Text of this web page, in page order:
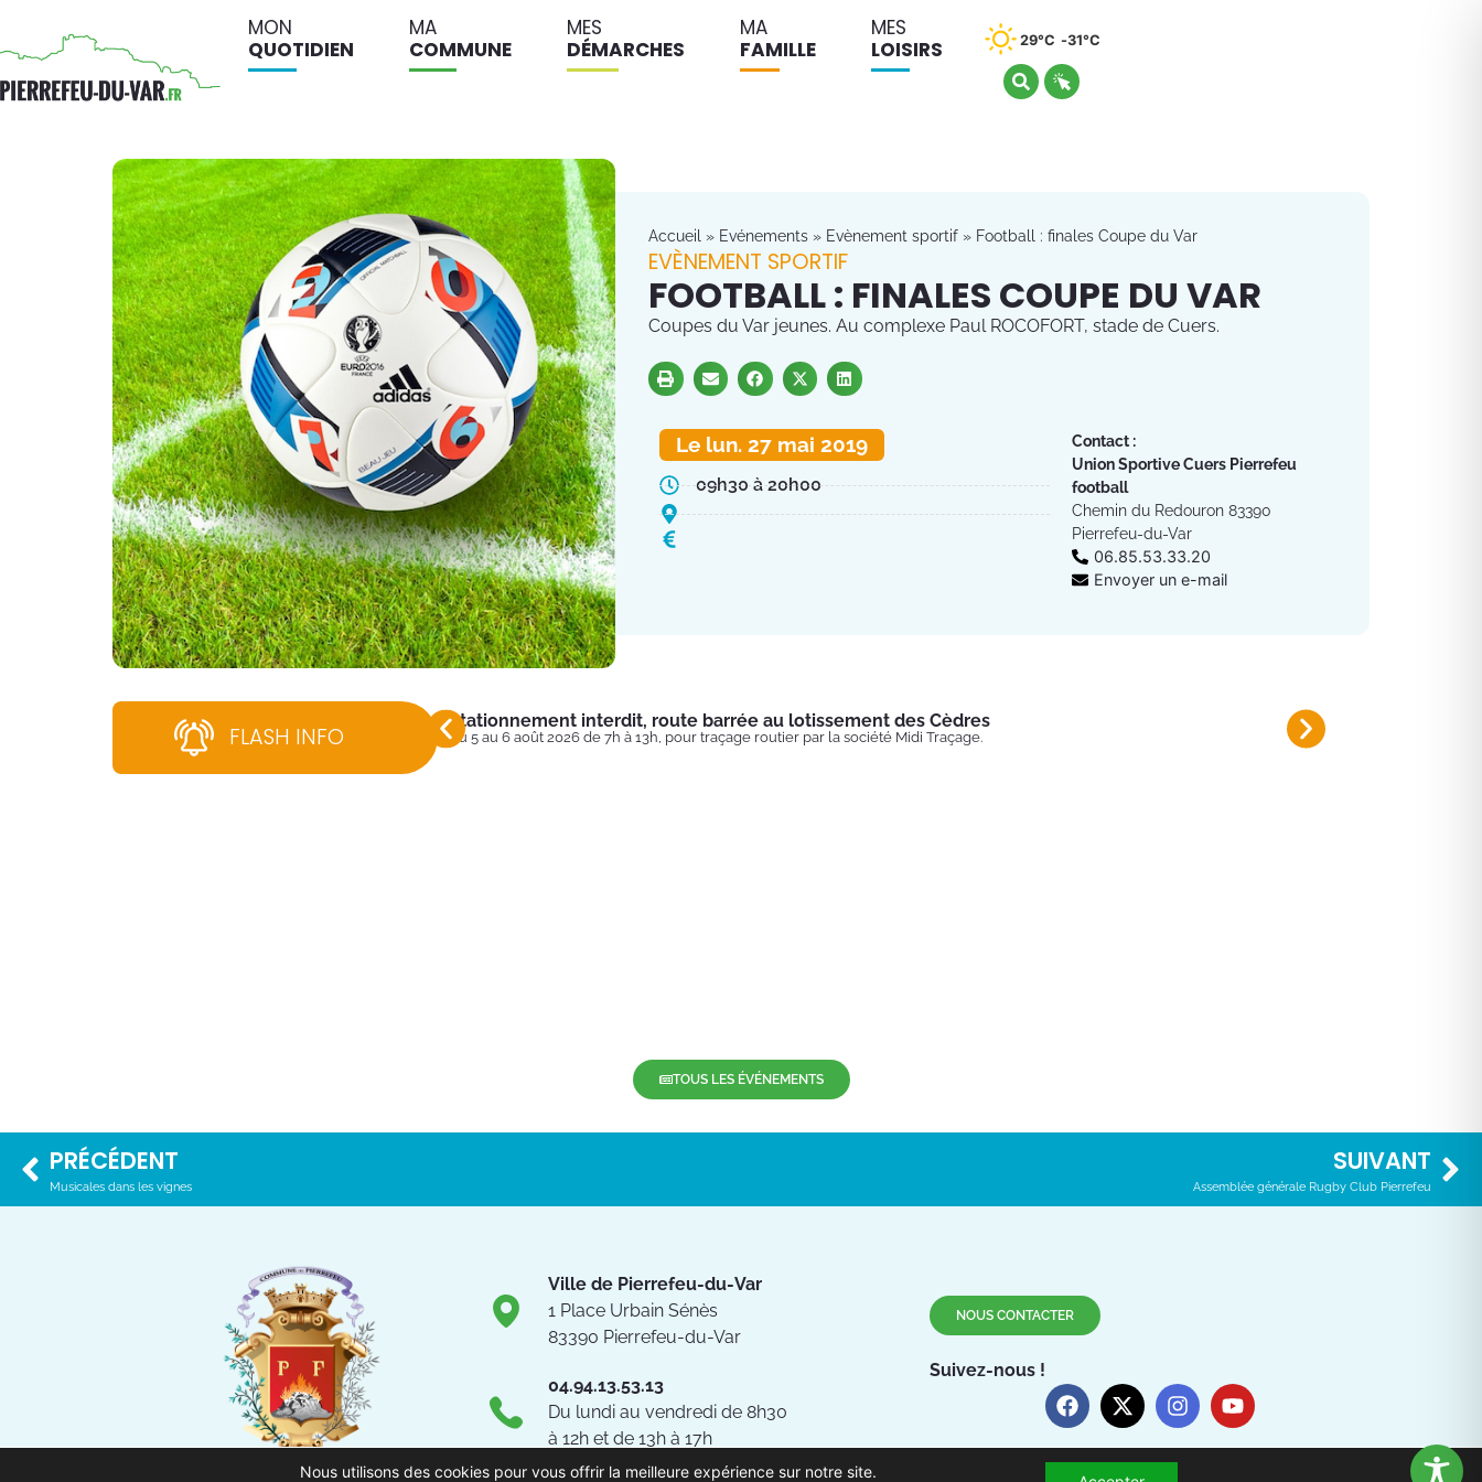
MON
QUOTIDIEN
MA
COMMUNE
MES
DÉMARCHES
MA
FAMILLE
MES
LOISIRS
29°C 31°C
Accueil » Evénements » Evènement sportif » Football : finales Coupe du Var
EVÈNEMENT SPORTIF
FOOTBALL : FINALES COUPE DU VAR
Coupes du Var jeunes. Au complexe Paul ROCOFORT, stade de Cuers.
Le lun. 27 mai 2019
09h30 à 20h00
Contact :
Union Sportive Cuers Pierrefeu
football
Chemin du Redouron 83390
Pierrefeu-du-Var
06.85.53.33.20
Envoyer un e-mail
FLASH INFO
Stationnement interdit, route barrée au lotissement des Cèdres
Du 5 au 6 août 2026 de 7h à 13h, pour traçage routier par la société Midi Traçage.
Fermeture de route La
Du mardi 4 au jeudi 6 août 2026
TOUS LES ÉVÉNEMENTS
PRÉCÉDENT
Musicales dans les vignes
SUIVANT
Assemblée générale Rugby Club Pierrefeu
Ville de Pierrefeu-du-Var
1 Place Urbain Sénès
83390 Pierrefeu-du-Var
04.94.13.53.13
Du lundi au vendredi de 8h30
à 12h et de 13h à 17h
NOUS CONTACTER
Suivez-nous !
Nous utilisons des cookies pour vous offrir la meilleure expérience sur notre site.